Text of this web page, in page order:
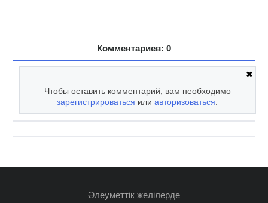
Комментариев: 0
✖
Чтобы оставить комментарий, вам необходимо
зарегистрироваться илиавторизоваться
Әлеуметтік желілерде